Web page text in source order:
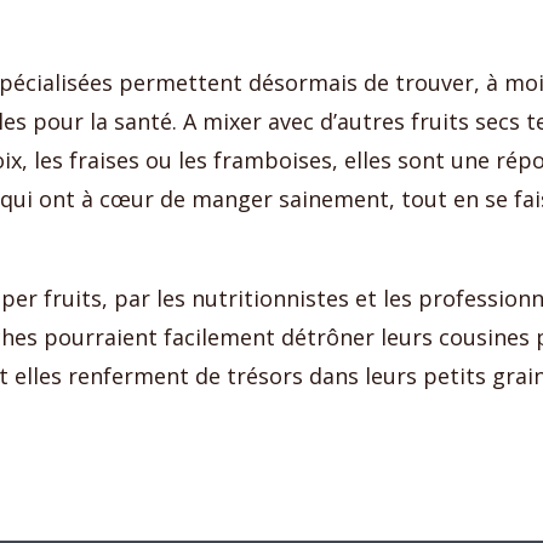
permettent désormais de trouver, à
pour la santé. A mixer avec d’autres fruits secs
les fraises ou les framboises, elles sont une
ont à cœur de manger sainement, tout en se
fruits, par les nutritionnistes et les
pourraient facilement détrôner leurs cousines
elles renferment de trésors dans leurs petits